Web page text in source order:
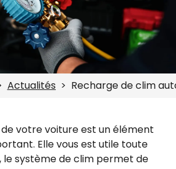
Actualités Recharge de clim
votre voiture est un élément
Elle vous est utile toute
le système de clim permet de